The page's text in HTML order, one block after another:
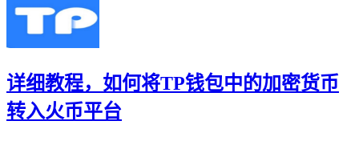
详细教程，如何将TP钱包中的加密货币
转入火币平台